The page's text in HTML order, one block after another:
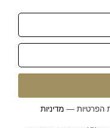
הפרטיות — מדיניות